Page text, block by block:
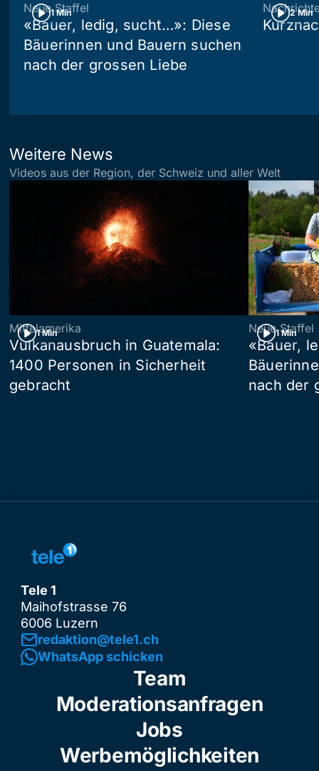
1 Min
Neue Staffel
«Bauer, ledig, sucht…»: Diese
Bäuerinnen und Bauern suchen
nach der grossen Liebe
2 Min
Weitere News
Videos aus der Region, der Schweiz und aller Welt
1 Min
Mittelamerika
Vulkanausbruch in Guatemala:
1400 Personen in Sicherheit
gebracht
1 Min
Neue Staffel
«Bauer,
nach der
Tele 1
Maihofstrasse 76
6006 Luzern
redaktion@tele1.ch
WhatsApp schicken
Team
Moderationsanfragen
Jobs
Werbemöglichkeiten